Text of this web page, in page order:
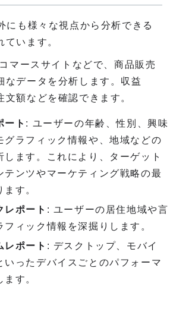
にも様々な視点から分析できる
ています。
マースサイトなどで、商品販売
なデータを分析します。収益
額などを確認できます。
ート : ユーザーの年齢、性別、興味
グラフィック情報や、地域などの
します。これにより、ターゲット
テンツやマーケティング戦略の最
す。
レポート : ユーザーの居住地域や言
ィック情報を深掘りします。
レポート : デスクトップ、モバイ
いったデバイスごとのパフォーマ
す。